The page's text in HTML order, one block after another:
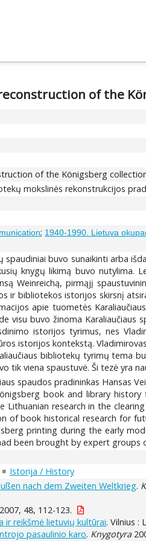
of the
of the Königsberg
mokslinės rekonstrukcijos
; 1940-1990. Lietuva
buvo sunaikinti arba
knygų likimą buvo nutylima.
Weinreichą, pirmąjį
ir bibliotekos istorijos skirsnį
apie tuometės
visu buvo žinoma
istorijos tyrimus, nes
istorijos kontekstą.
bibliotekų tyrimų tema
tik viena spaustuvė. Ši tezė
spaudos pradininkas Hansas
book and library
research in the
of book historical research for
printing during the early
been brought by expert groups
Istorija / History
nach dem Zweiten Weltkrieg.
48, 112-123.
ir reikšmė lietuvių kultūrai. Vilnius :
pasaulinio karo. Knygotyra